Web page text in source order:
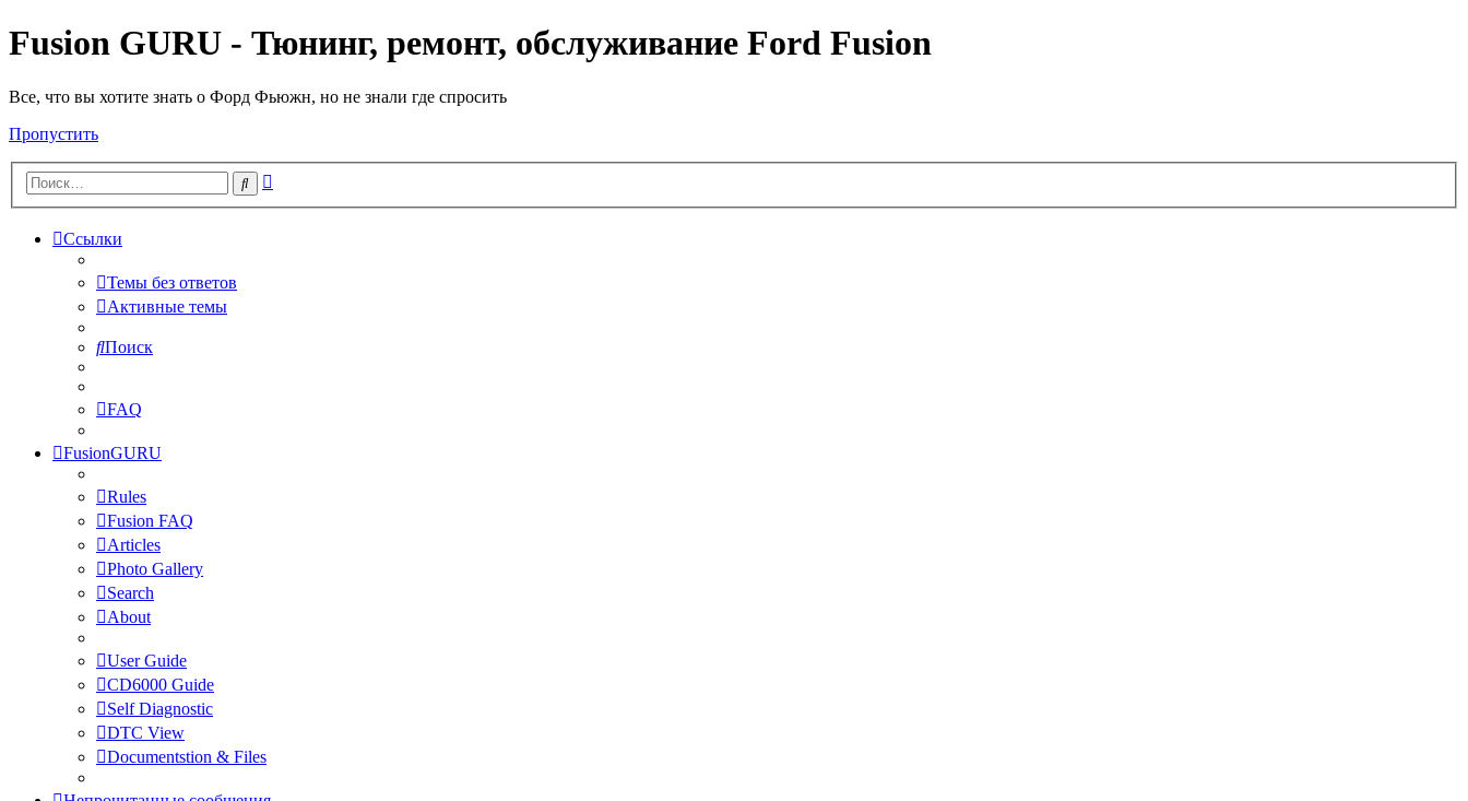
Fusion GURU - Тюнинг, ремонт, обслуживание Ford Fusion
Все, что вы хотите знать о Форд Фьюжн, но не знали где спросить
Пропустить
Поиск
Ссылки
Темы без ответов
Активные темы
Поиск
FAQ
FusionGURU
Rules
Fusion FAQ
Articles
Photo Gallery
Search
About
User Guide
CD6000 Guide
Self Diagnostic
DTC View
Documentstion & Files